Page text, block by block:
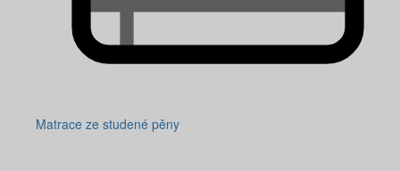
Matrace ze studené pěny